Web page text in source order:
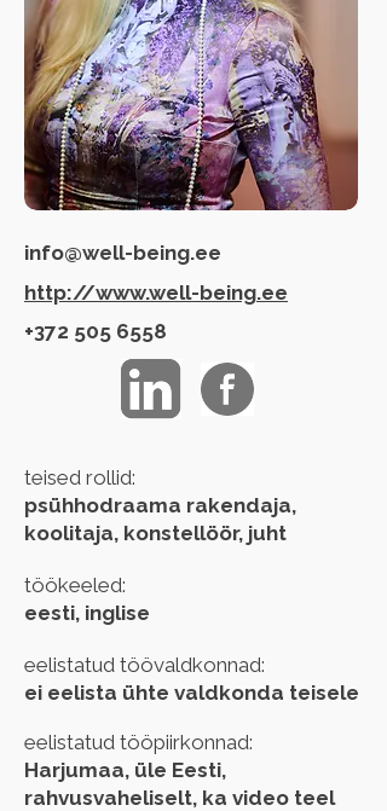
info@well-being.ee
http://www.well-being.ee
+372 505 6558
teised rollid:
psühhodraama rakendaja,
koolitaja, konstellöör, juht
töökeeled:
eesti, inglise
eelistatud töövaldkonnad:
ei eelista ühte valdkonda teisele
eelistatud tööpiirkonnad:
Harjumaa, üle Eesti,
rahvusvaheliselt, ka video teel